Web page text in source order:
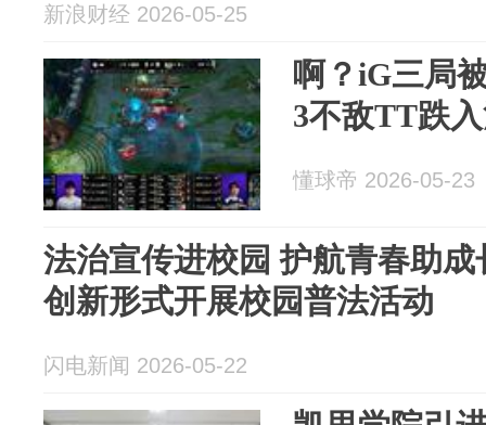
新浪财经 2026-05-25
啊？iG三局
3不敌TT跌
懂球帝 2026-05-23
法治宣传进校园 护航青春助
创新形式开展校园普法活动
闪电新闻 2026-05-22